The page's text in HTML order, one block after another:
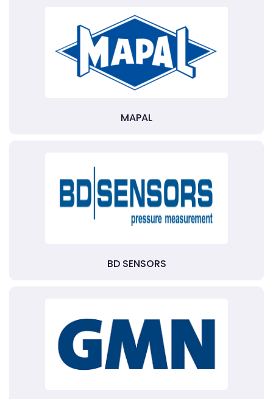
MAPAL
BD SENSORS